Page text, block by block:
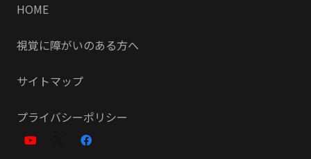
HOME
視覚に障がいのある方へ
サイトマップ
プライバシーポリシー